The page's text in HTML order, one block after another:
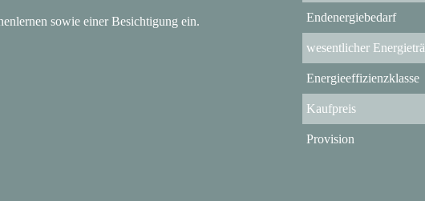
sowie einer Besichtigung ein. Endenergiebedarf
wesentlicher
Energieeffizienzklasse
Kaufpreis
Provision